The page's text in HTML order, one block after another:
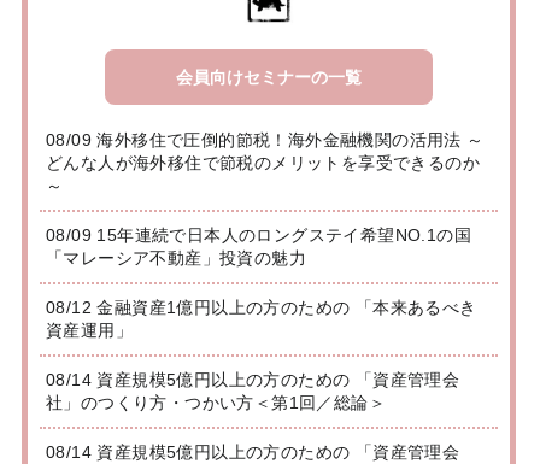
会員向けセミナーの一覧
08/09 海外移住で圧倒的節税！海外金融機関の活用法 ～
どんな人が海外移住で節税のメリットを享受できるのか
～
08/09 15年連続で日本人のロングステイ希望NO.1の国
「マレーシア不動産」投資の魅力
08/12 金融資産1億円以上の方のための 「本来あるべき
資産運用」
08/14 資産規模5億円以上の方のための 「資産管理会
社」のつくり方・つかい方＜第1回／総論＞
08/14 資産規模5億円以上の方のための 「資産管理会